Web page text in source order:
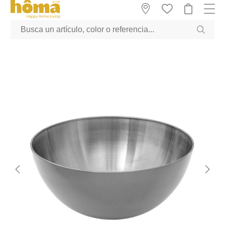
GTM-M23T38WX true